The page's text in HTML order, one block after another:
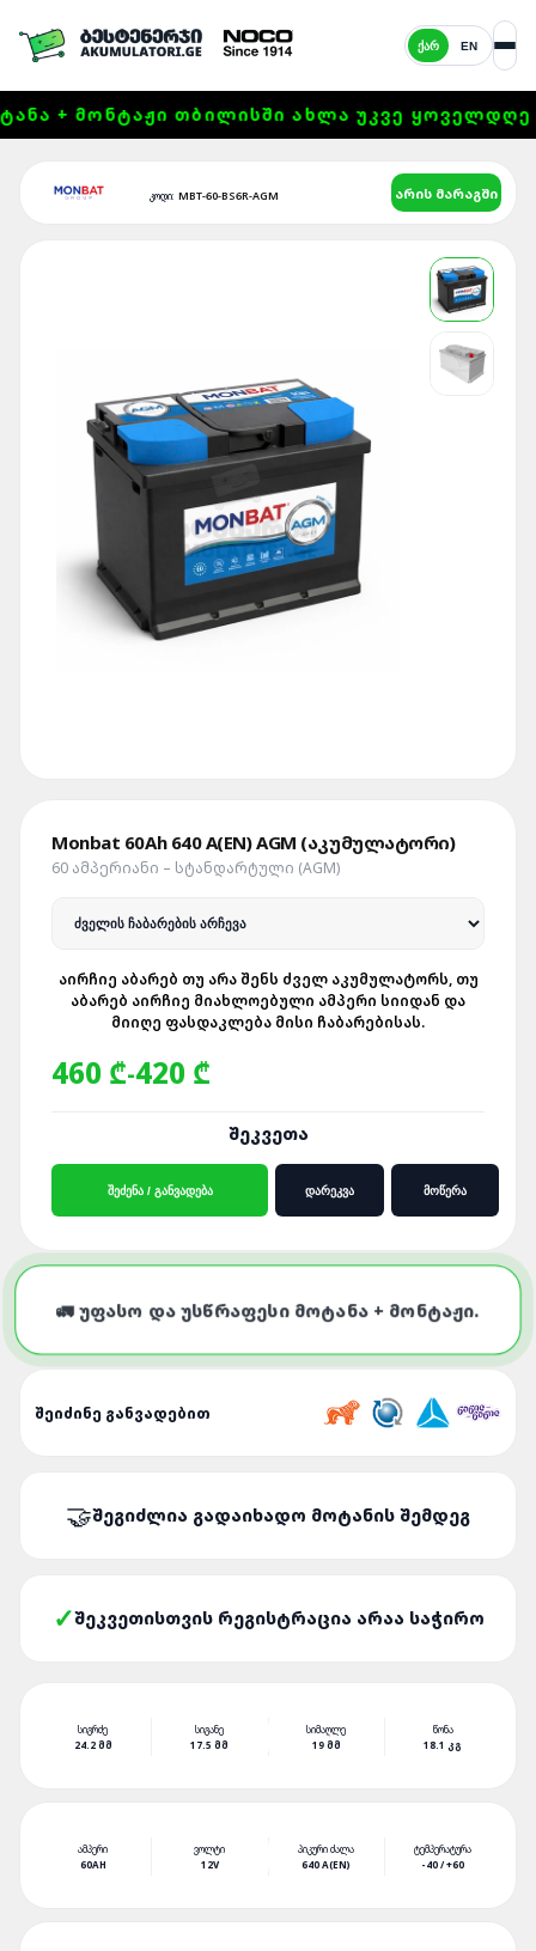
ᲥᲐᲠ EN
+ ᲛᲝᲜᲢᲐᲟᲘ ᲗᲑᲘᲚᲘᲡᲨᲘ ᲐᲮᲚᲐ ᲣᲙᲕᲔ ᲧᲝᲕᲔᲚᲓᲦᲔ
კოდი: MBT-60-BS6R-AGM არის მარაგში
ᲡᲘᲒᲠᲫᲔ
24.2 ᲛᲛ
ᲡᲘᲒᲐᲜᲔ
17.5 ᲛᲛ
ᲡᲘᲛᲐᲦᲚᲔ
19 ᲛᲛ
ᲬᲝᲜᲐ
18.1 ᲙᲒ
ᲐᲛᲞᲔᲠᲘ
60AH
ᲕᲝᲚᲢᲘ
12V
ᲞᲘᲙᲣᲠᲘ ᲫᲐᲚᲐ
640 A(EN)
ᲢᲔᲛᲞᲔᲠᲐᲢᲣᲠᲐ
-40 / +60
Monbat 60Ah 640 A(EN) AGM (აკუმულატორი)
60 ᲐᲛᲞᲔᲠᲘᲐᲜᲘ – ᲡᲢᲐᲜᲓᲐᲠᲢᲣᲚᲘ (AGM)
ᲐᲘᲠᲩᲘᲔ ᲐᲑᲐᲠᲔᲑ ᲗᲣ ᲐᲠᲐ ᲨᲔᲜᲡ ᲫᲕᲔᲚ ᲐᲙᲣᲛᲣᲚᲐᲢᲝᲠᲡ, ᲗᲣ
ᲐᲑᲐᲠᲔᲑ ᲐᲘᲠᲩᲘᲔ ᲛᲘᲐᲮᲚᲝᲔᲑᲣᲚᲘ ᲐᲛᲞᲔᲠᲘ ᲡᲘᲘᲓᲐᲜ ᲓᲐ
ᲛᲘᲘᲦᲔ ᲤᲐᲡᲓᲐᲙᲚᲔᲑᲐ ᲛᲘᲡᲘ ᲩᲐᲑᲐᲠᲔᲑᲘᲡᲐᲡ.
460 ₾-420 ₾
ᲨᲔᲙᲕᲔᲗᲐ
ᲨᲔᲫᲔᲜᲐ / ᲒᲐᲜᲕᲐᲓᲔᲑᲐ ᲓᲐᲠᲔᲙᲕᲐ ᲛᲝᲬᲔᲠᲐ
🚛 ᲣᲤᲐᲡᲝ ᲓᲐ ᲣᲡᲬᲠᲐᲤᲔᲡᲘ ᲛᲝᲢᲐᲜᲐ + ᲛᲝᲜᲢᲐᲟᲘ.
ᲨᲔᲘᲫᲘᲜᲔ ᲒᲐᲜᲕᲐᲓᲔᲑᲘᲗ
ᲨᲔᲒᲘᲫᲚᲘᲐ ᲒᲐᲓᲐᲘᲮᲐᲓᲝ ᲛᲝᲢᲐᲜᲘᲡ ᲨᲔᲛᲓᲔᲒ
ᲨᲔᲙᲕᲔᲗᲘᲡᲗᲕᲘᲡ ᲠᲔᲒᲘᲡᲢᲠᲐᲪᲘᲐ ᲐᲠᲐᲐ ᲡᲐᲭᲘᲠᲝ